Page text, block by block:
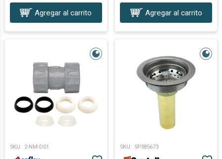
Agregar al carrito
Agregar al carrito
SKU: 2-NM-D01 SKU: SP385673